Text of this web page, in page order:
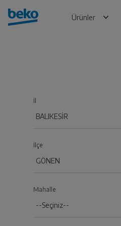
Ürünler
İl
İlçe
Mahalle